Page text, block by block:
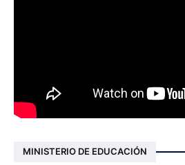
MINISTERIO DE EDUCACIÓN